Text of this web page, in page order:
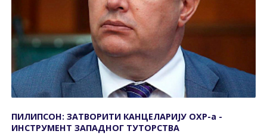
ПИЛИПСОН: ЗАТВОРИТИ КАНЦЕЛАРИЈУ ОХР-а -
ИНСТРУМЕНТ ЗАПАДНОГ ТУТОРСТВА